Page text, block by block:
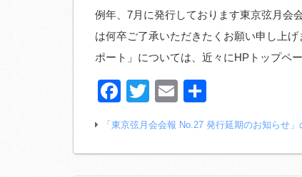
例年、7月に発行しております東京弦月会
は何卒ご了承いただきたくお願い申し上
ポート」については、近々にHPトップペ
Facebook
Twitter
Email
有
「東京弦月会会報 No.27 発行延期のお知らせ